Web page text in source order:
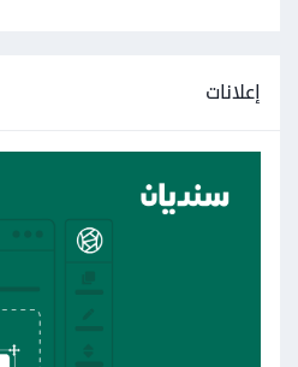
إعلانات